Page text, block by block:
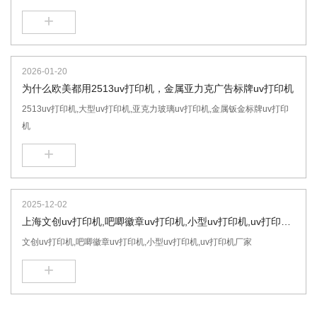
+
2026-01-20
为什么欧美都用2513uv打印机，金属亚力克广告标牌uv打印机
2513uv打印机,大型uv打印机,亚克力玻璃uv打印机,金属钣金标牌uv打印
机
+
2025-12-02
上海文创uv打印机,吧唧徽章uv打印机,小型uv打印机,uv打印机
文创uv打印机,吧唧徽章uv打印机,小型uv打印机,uv打印机厂家
+